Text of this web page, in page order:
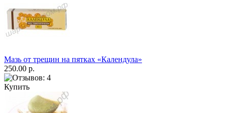
Мазь от трещин на пятках «Календула»
250.00 р.
Купить